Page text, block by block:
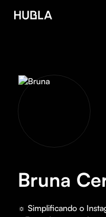
Bruna
☼ Simplificando o